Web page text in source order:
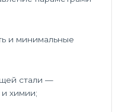
и минимальные
стали —
и химии;